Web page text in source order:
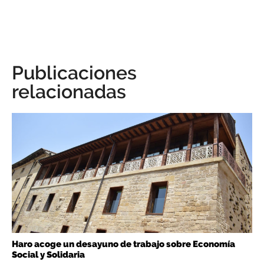
Publicaciones
relacionadas
Haro acoge un desayuno de trabajo sobre Economía
Social y Solidaria